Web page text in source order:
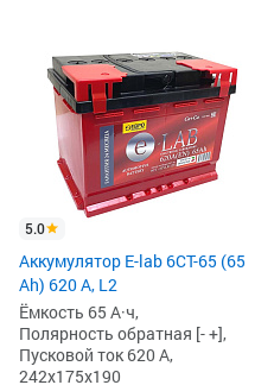
5.0
Аккумулятор E-lab 6СТ-65 (65
Ah) 620 А, L2
Ёмкость 65 А·ч,
Полярность обратная [- +],
Пусковой ток 620 А,
242x175x190